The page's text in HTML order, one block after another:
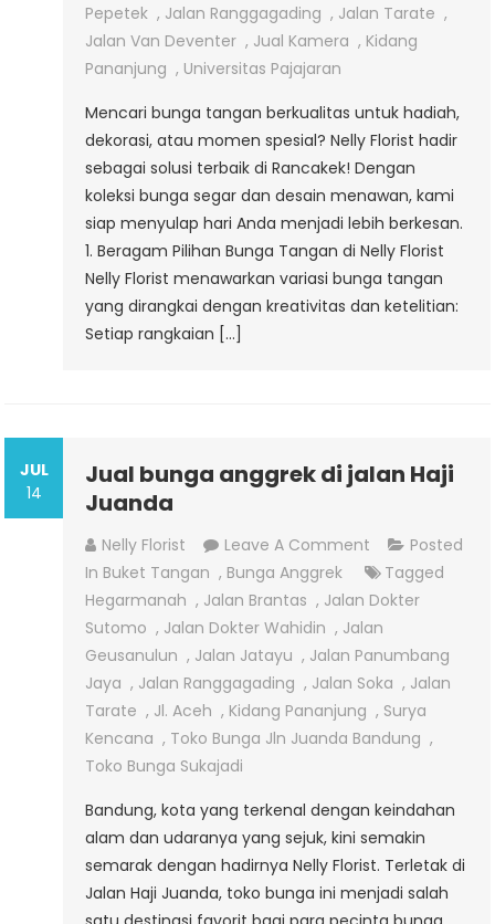
Dengan
Layanan
Pepetek , Jalan Ranggagading , Jalan Tarate ,
Jalan Van Deventer , Jual Kamera , Kidang
Pananjung , Universitas Pajajaran
Mencari bunga tangan berkualitas untuk hadiah,
dekorasi, atau momen spesial? Nelly Florist hadir
sebagai solusi terbaik di Rancakek! Dengan
koleksi bunga segar dan desain menawan, kami
siap menyulap hari Anda menjadi lebih berkesan.
1. Beragam Pilihan Bunga Tangan di Nelly Florist
Nelly Florist menawarkan variasi bunga tangan
yang dirangkai dengan kreativitas dan ketelitian:
Setiap rangkaian […]
JUL
14
Jual bunga anggrek di jalan Haji
Juanda
Nelly Florist Leave A Comment On
Jual
Bunga
Anggrek
Di
Jalan
Haji
Juanda
Posted
In Buket Tangan , Bunga Anggrek
Tagged
Hegarmanah , Jalan Brantas , Jalan Dokter
Sutomo , Jalan Dokter Wahidin , Jalan
Geusanulun , Jalan Jatayu , Jalan Panumbang
Jaya , Jalan Ranggagading , Jalan Soka , Jalan
Tarate , Jl. Aceh , Kidang Pananjung , Surya
Kencana , Toko Bunga Jln Juanda Bandung ,
Toko Bunga Sukajadi
Bandung, kota yang terkenal dengan keindahan
alam dan udaranya yang sejuk, kini semakin
semarak dengan hadirnya Nelly Florist. Terletak di
Jalan Haji Juanda, toko bunga ini menjadi salah